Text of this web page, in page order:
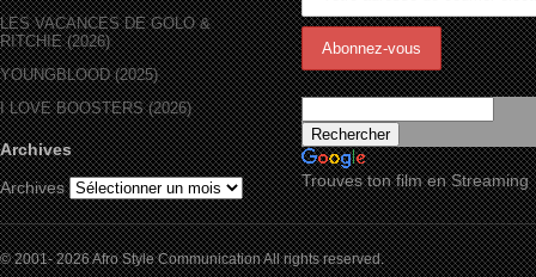
LES VACANCES DE GOLO &
RITCHIE (2026)
YOUNGBLOOD (2025)
I LOVE BOOSTERS (2026)
Archives
Archives
Trouves ton film en Streaming
© 2001- 2026 Afro Style Communication All rights reserved.